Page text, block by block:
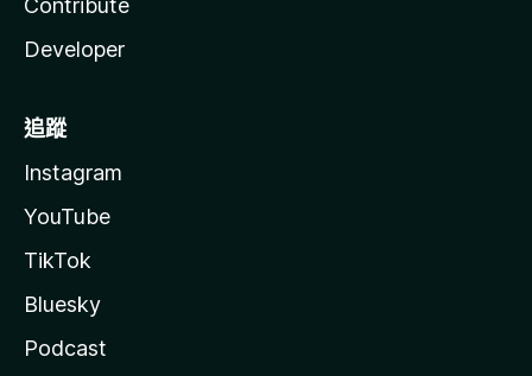
Contribute
Developer
追蹤
Instagram
YouTube
TikTok
Bluesky
Podcast